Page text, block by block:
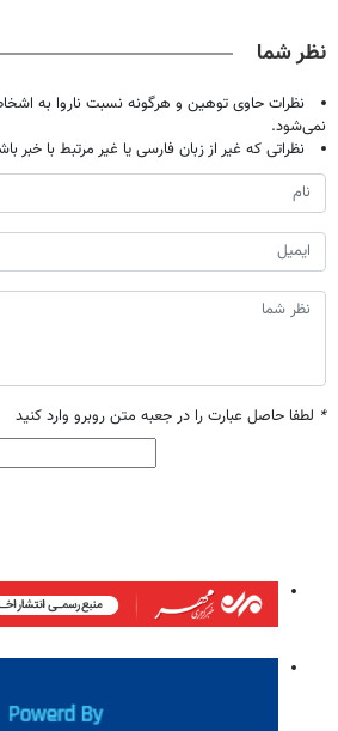
نظر شما
نظرات حاوی توهین و هرگونه نسبت ناروا به
نمی‌شود.
نظراتی که غیر از زبان فارسی یا غیر مرتبط با خبر
* لطفا حاصل عبارت را در جعبه متن روبرو وارد کنید